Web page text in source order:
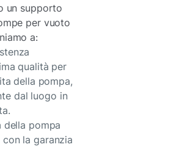
un supporto
per vuoto
a:
qualità per
della pompa,
dal luogo in
pompa
la garanzia